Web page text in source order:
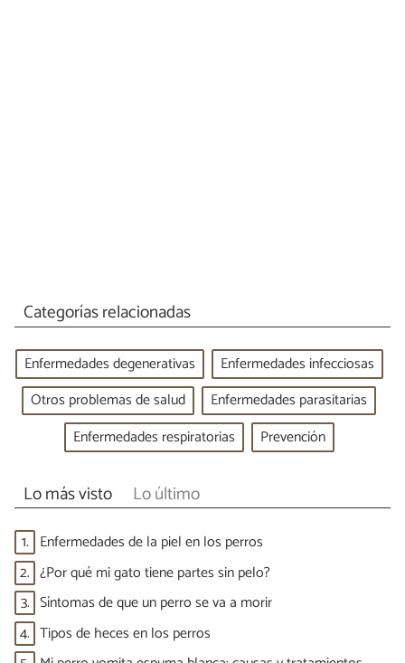
Categorías relacionadas
Enfermedades degenerativas
Enfermedades infecciosas
Otros problemas de salud
Enfermedades parasitarias
Enfermedades respiratorias
Prevención
Lo más visto Lo último
1. Enfermedades de la piel en los perros
2. ¿Por qué mi gato tiene partes sin pelo?
3. Síntomas de que un perro se va a morir
4. Tipos de heces en los perros